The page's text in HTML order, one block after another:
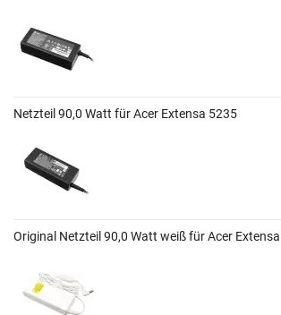
Netzteil 90,0 Watt für Acer Extensa 5235
Original Netzteil 90,0 Watt weiß für Acer